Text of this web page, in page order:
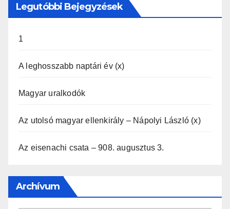
Legutóbbi Bejegyzések
1
A leghosszabb naptári év (x)
Magyar uralkodók
Az utolsó magyar ellenkirály – Nápolyi László (x)
Az eisenachi csata – 908. augusztus 3.
Archívum